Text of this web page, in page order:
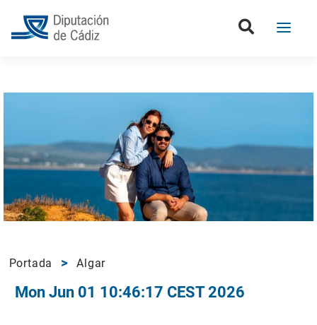
Portada Algar
Mon Jun 01 10:46:17 CEST 2026